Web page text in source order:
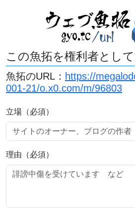
この魚拓を権利者とし
魚拓のURL： https://
001-21/o.x0.com/m/96803
立場（必須）
理由（必須）